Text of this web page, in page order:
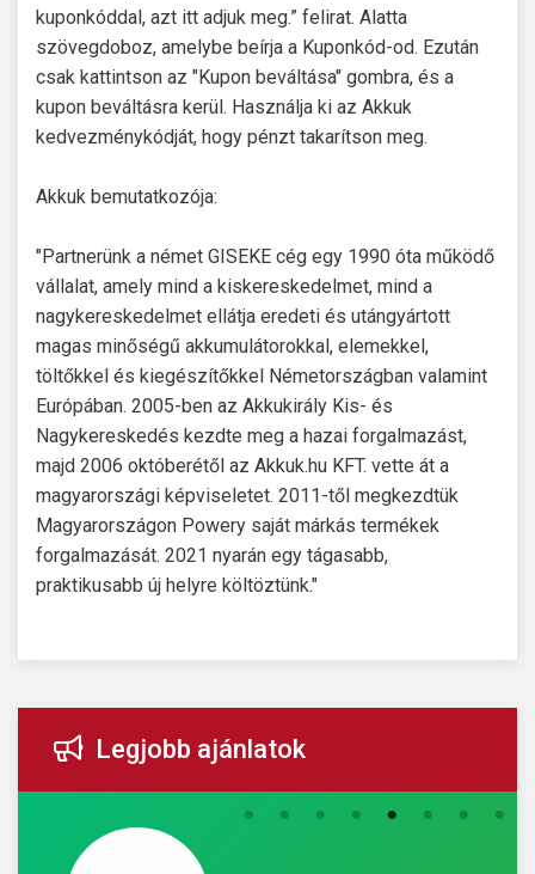
kuponkóddal, azt itt adjuk meg.” felirat. Alatta
szövegdoboz, amelybe beírja a Kuponkód-od. Ezután
csak kattintson az "Kupon beváltása" gombra, és a
kupon beváltásra kerül. Használja ki az Akkuk
kedvezménykódját, hogy pénzt takarítson meg.
Akkuk bemutatkozója:
"Partnerünk a német GISEKE cég egy 1990 óta működő
vállalat, amely mind a kiskereskedelmet, mind a
nagykereskedelmet ellátja eredeti és utángyártott
magas minőségű akkumulátorokkal, elemekkel,
töltőkkel és kiegészítőkkel Németországban valamint
Európában. 2005-ben az Akkukirály Kis- és
Nagykereskedés kezdte meg a hazai forgalmazást,
majd 2006 októberétől az Akkuk.hu KFT. vette át a
magyarországi képviseletet. 2011-től megkezdtük
Magyarországon Powery saját márkás termékek
forgalmazását. 2021 nyarán egy tágasabb,
praktikusabb új helyre költöztünk."
Legjobb ajánlatok